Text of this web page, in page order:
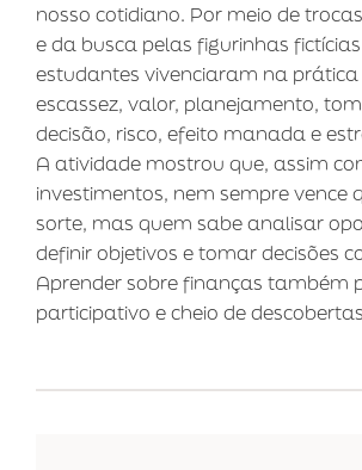
nosso cotidiano. Por meio de
e da busca pelas figurinhas
estudantes vivenciaram na
escassez, valor, planejamento,
decisão, risco, efeito manada e
A atividade mostrou que, assim
investimentos, nem sempre vence
sorte, mas quem sabe analisar
definir objetivos e tomar decisões
Aprender sobre finanças também
participativo e cheio de